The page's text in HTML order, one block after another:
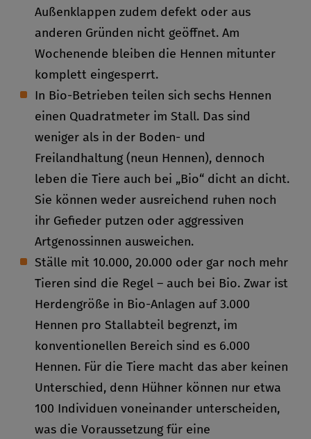
Außenklappen zudem defekt oder aus
anderen Gründen nicht geöffnet. Am
Wochenende bleiben die Hennen mitunter
komplett eingesperrt.
In Bio-Betrieben teilen sich sechs Hennen
einen Quadratmeter im Stall. Das sind
weniger als in der Boden- und
Freilandhaltung (neun Hennen), dennoch
leben die Tiere auch bei „Bio“ dicht an dicht.
Sie können weder ausreichend ruhen noch
ihr Gefieder putzen oder aggressiven
Artgenossinnen ausweichen.
Ställe mit 10.000, 20.000 oder gar noch mehr
Tieren sind die Regel – auch bei Bio. Zwar ist
Herdengröße in Bio-Anlagen auf 3.000
Hennen pro Stallabteil begrenzt, im
konventionellen Bereich sind es 6.000
Hennen. Für die Tiere macht das aber keinen
Unterschied, denn Hühner können nur etwa
100 Individuen voneinander unterscheiden,
was die Voraussetzung für eine